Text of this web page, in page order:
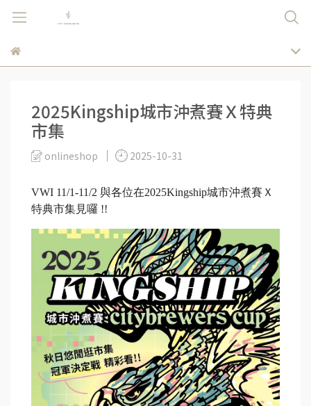
2025Kingship城市沖煮賽Ｘ特典
市集
onlineshop 2025-10-31
VWI 11/1-11/2 與各位在2025Kingship城市沖煮賽Ｘ
特典市集見囉 !!